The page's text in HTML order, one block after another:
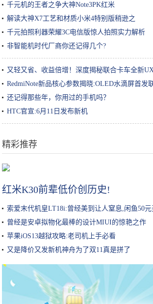
千元机的王者之争大神Note3PK红米
解读大神X7工艺和材质小米4特别版稍逊之
千元拍照利器荣耀3C电信版惊人拍照实力解析
非智能机时代厂商你还记得几个?
又轻又省、收益倍增！深度揭秘联合卡车全新
RedmiNote新品核心参数揭晓:OLED水滴屏首发
还记得那些年，你用过的手机吗？
HTC官宣:6月11日发布新机
精彩推荐
红米K30前辈低价创历史!
索爱末代机皇LT18i:曾经美到让人窒息,闲鱼50
曾经是安卓拟物化最棒的设计MIUI的惊艳之作
苹果iOS13越狱攻略:老司机上手必看
又是降价又发新机神舟为了双11真是拼了